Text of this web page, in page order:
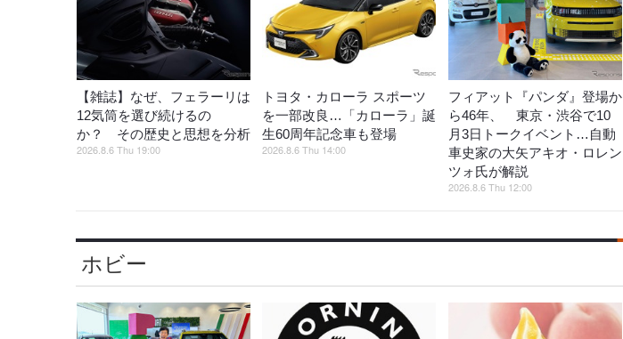
【雑誌】なぜ、フェラーリは
12気筒を選び続けるの
か？ その歴史と思想を分析
2026.8.6 Thu 19:00
トヨタ・カローラ スポーツ
を一部改良…「カローラ」誕
生60周年記念車も登場
2026.8.6 Thu 14:00
フィアット『パンダ』登場か
ら46年、 東京・渋谷で10
月3日トークイベント…自動
車史家の大矢アキオ・ロレン
ツォ氏が解説
2026.8.6 Thu 12:00
ホビー